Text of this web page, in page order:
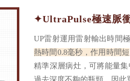
✦UltraPulse極速脈
UP雷射運用雷射輸出時間
熱時間0.8毫秒，作用時間短
精準深層病灶，可將能量
過去深度不夠的瓶頸，因此